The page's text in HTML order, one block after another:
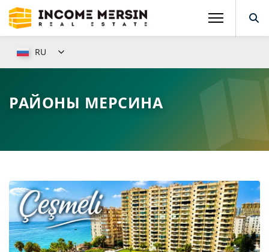
RU
РАЙОНЫ МЕРСИНА